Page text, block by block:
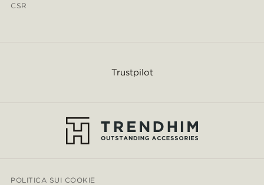
CSR
Trustpilot
POLITICA SUI COOKIE